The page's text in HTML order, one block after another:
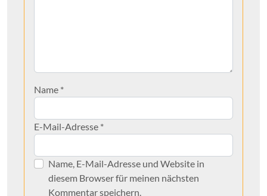
Name *
E-Mail-Adresse *
Name, E-Mail-Adresse und Website in
diesem Browser für meinen nächsten
Kommentar speichern.